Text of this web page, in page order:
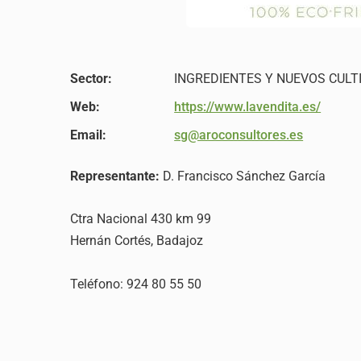
Sector:
INGREDIENTES Y NUEVOS
Web:
https://www.lavendita.es/
Email:
sg@aroconsultores.es
Representante: D. Francisco Sánchez García
Ctra Nacional 430 km 99
Hernán Cortés, Badajoz
Teléfono: 924 80 55 50